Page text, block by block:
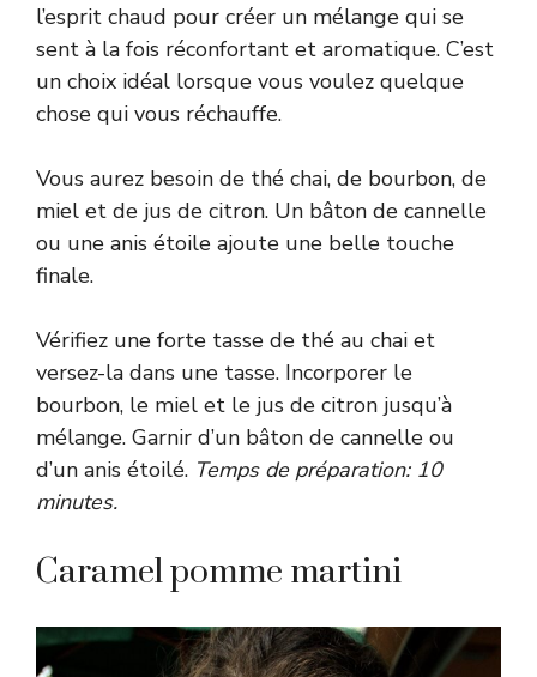
l’esprit chaud pour créer un mélange qui se
sent à la fois réconfortant et aromatique. C’est
un choix idéal lorsque vous voulez quelque
chose qui vous réchauffe.
Vous aurez besoin de thé chai, de bourbon, de
miel et de jus de citron. Un bâton de cannelle
ou une anis étoile ajoute une belle touche
finale.
Vérifiez une forte tasse de thé au chai et
versez-la dans une tasse. Incorporer le
bourbon, le miel et le jus de citron jusqu’à
mélange. Garnir d’un bâton de cannelle ou
d’un anis étoilé. Temps de préparation: 10
minutes.
Caramel pomme martini